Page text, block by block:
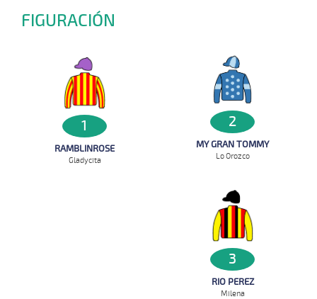
FIGURACIÓN
1
RAMBLINROSE
Gladycita
2
MY GRAN TOMMY
Lo Orozco
3
RIO PEREZ
Milena